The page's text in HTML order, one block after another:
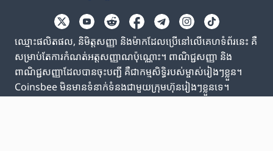
ឈ្មោះផលិតផល, និមិត្តសញ្ញា និងម៉ាកដែលប្រើនៅលើគេហទំព័រនេះ គឺ
សម្រាប់តែការកំណត់អត្តសញ្ញាណប៉ុណ្ណោះ។ ពាណិជ្ជសញ្ញា និង
ពាណិជ្ជសញ្ញាដែលបានចុះបញ្ជី គឺជាកម្មសិទ្ធិរបស់ម្ចាស់រៀងៗខ្លួន។
Coinsbee មិនមានទំនាក់ទំនងជាមួយក្រុមហ៊ុនរៀងៗខ្លួនទេ។